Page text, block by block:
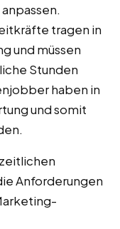
tragen in
und müssen
Stunden
haben in
und somit
Anforderungen